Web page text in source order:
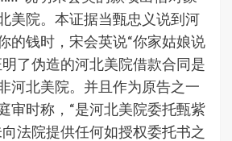
美院。本证据当甄忠义说到河
的钱时，宋会英说“你家姑娘说
了伪造的河北美院借款合同是
河北美院。并且作为原告之一
审时称，“是河北美院委托甄紫
法院提供任何如授权委托书之